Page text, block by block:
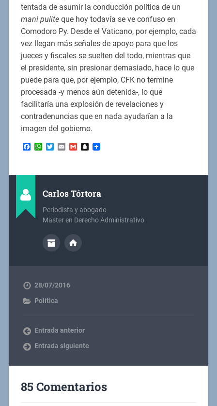
tentada de asumir la conducción política de un
mani puliteque hoy todavía se ve confuso en
Comodoro Py. Desde el Vaticano, por ejemplo, cada
vez llegan más señales de apoyo para que los
jueces y fiscales se suelten del todo, mientras que
el presidente, sin presionar demasiado, hace lo que
puede para que, por ejemplo, CFK no termine
procesada -y menos aún detenida-, lo que
facilitaría una explosión de revelaciones y
contradenuncias que en nada ayudarían a la
imagen del gobierno.
Facebook
WhatsApp
Twitter
EmailGmailSnapchat
Carlos Tórtora
Periodista y abogado
Master en Derecho Administrativo
28/07/2016
Política
Entrada anterior
Entrada siguiente
85 Comentarios